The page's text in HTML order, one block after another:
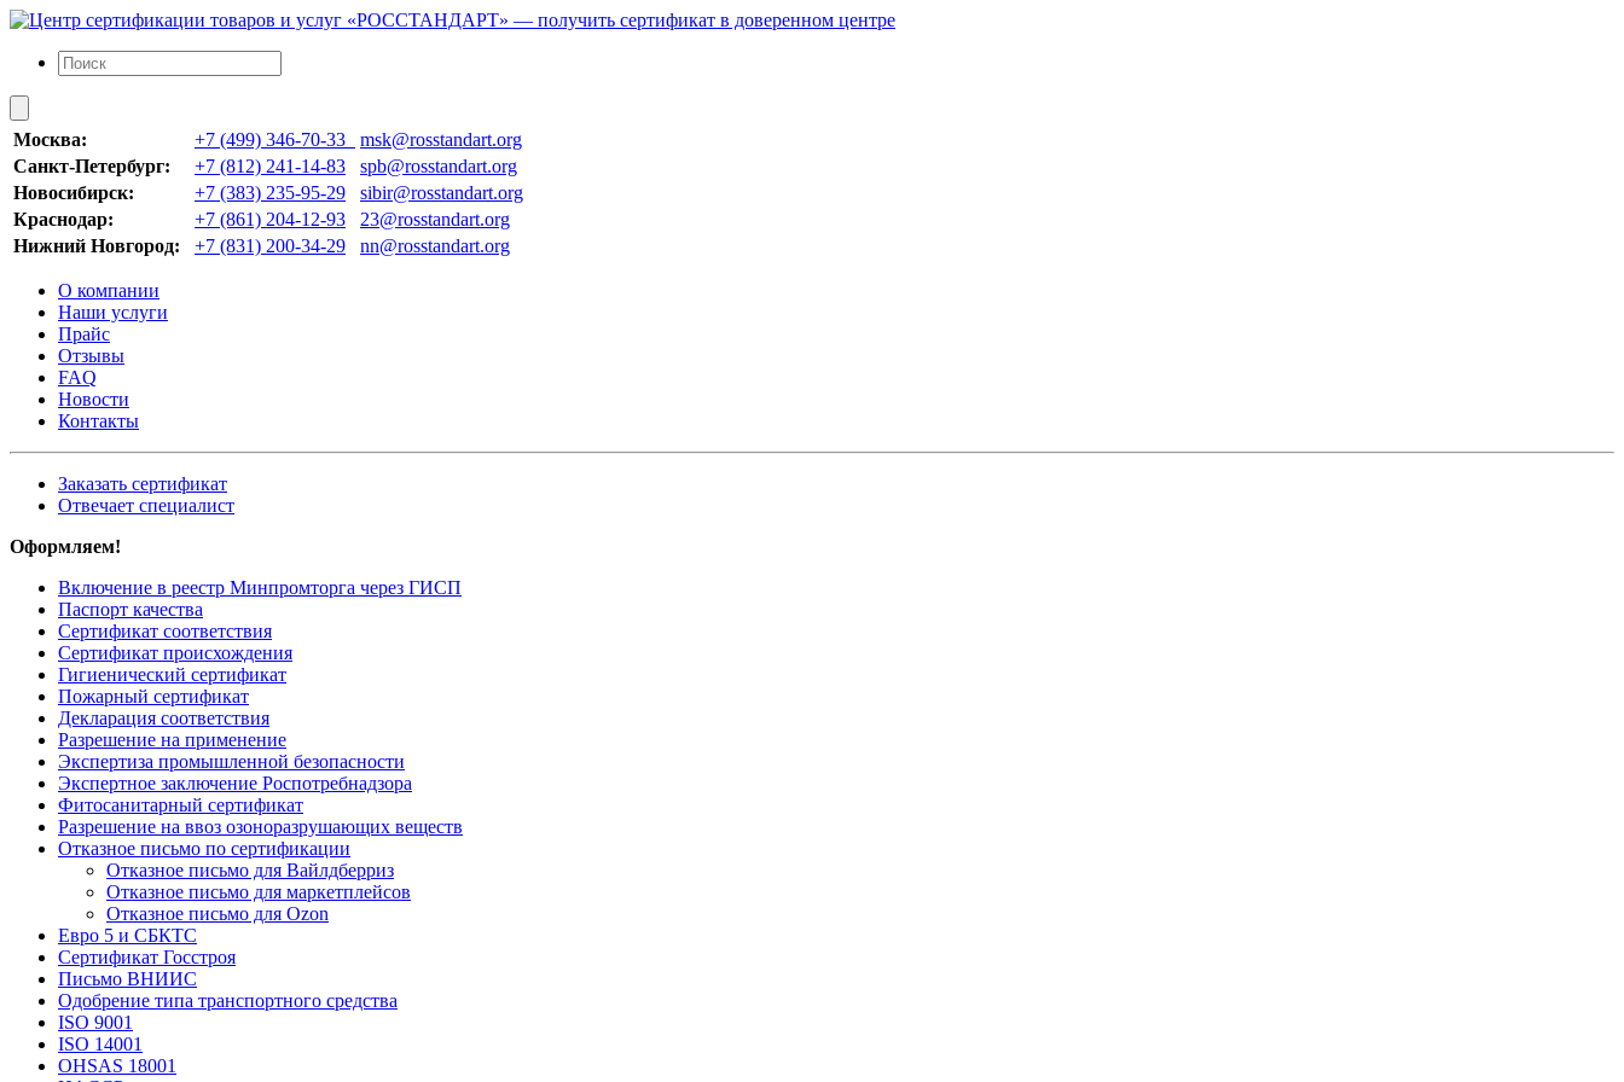
Москва: +7 (499) 346-70-33
msk@rosstandart.org
Санкт-Петербург:
+7 (812) 241-14-83
spb@rosstandart.org
Новосибирск:
+7 (383) 235-95-29
sibir@rosstandart.org
Краснодар:
+7 (861) 204-12-93
23@rosstandart.org
Нижний Новгород:
+7 (831) 200-34-29 nn@rosstandart.org
О компании
Наши услуги
Прайс
Отзывы
FAQ
Новости
Контакты
Заказать сертификат
Отвечает специалист
Оформляем!
Включение в реестр Минпромторга через ГИСП
Паспорт качества
Сертификат соответствия
Сертификат происхождения
Гигиенический сертификат
Пожарный сертификат
Декларация соответствия
Разрешение на применение
Экспертиза промышленной безопасности
Экспертное заключение Роспотребнадзора
Фитосанитарный сертификат
Разрешение на ввоз озоноразрушающих веществ
Отказное письмо по сертификации
Отказное письмо для Вайлдберриз
Отказное письмо для маркетплейсов
Отказное письмо для Ozon
Евро 5 и СБКТС
Сертификат Госстроя
Письмо ВНИИС
Одобрение типа транспортного средства
ISO 9001
ISO 14001
OHSAS 18001